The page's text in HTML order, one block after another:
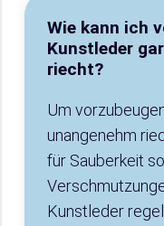
Wie kann ich
Kunstleder
riecht?
Um
unangenehm
für Sauberkeit
Kunstleder